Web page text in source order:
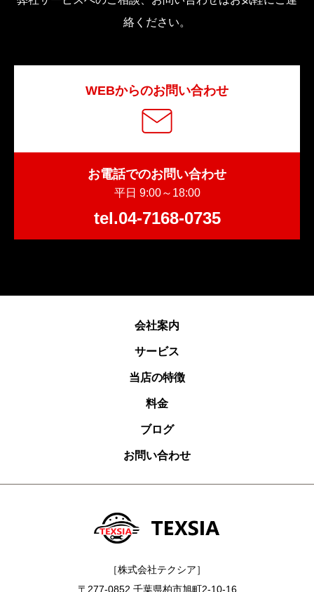
絡ください。
WEBからのお問い合わせ
お電話でのお問い合わせ
平日 9:00～18:00
tel.04-7168-0735
会社案内
サービス
当店の特徴
料金
ブログ
お問い合わせ
［株式会社テクシア］
〒277-0852 千葉県柏市旭町2-10-16